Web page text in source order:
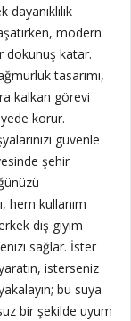
modern
dokunuş katar.
tasarımı,
kalkan görevi
korur.
güvenle
şehir
hem kullanım
dış giyim
sağlar. İster
isterseniz
bu suya
bir şekilde uyum